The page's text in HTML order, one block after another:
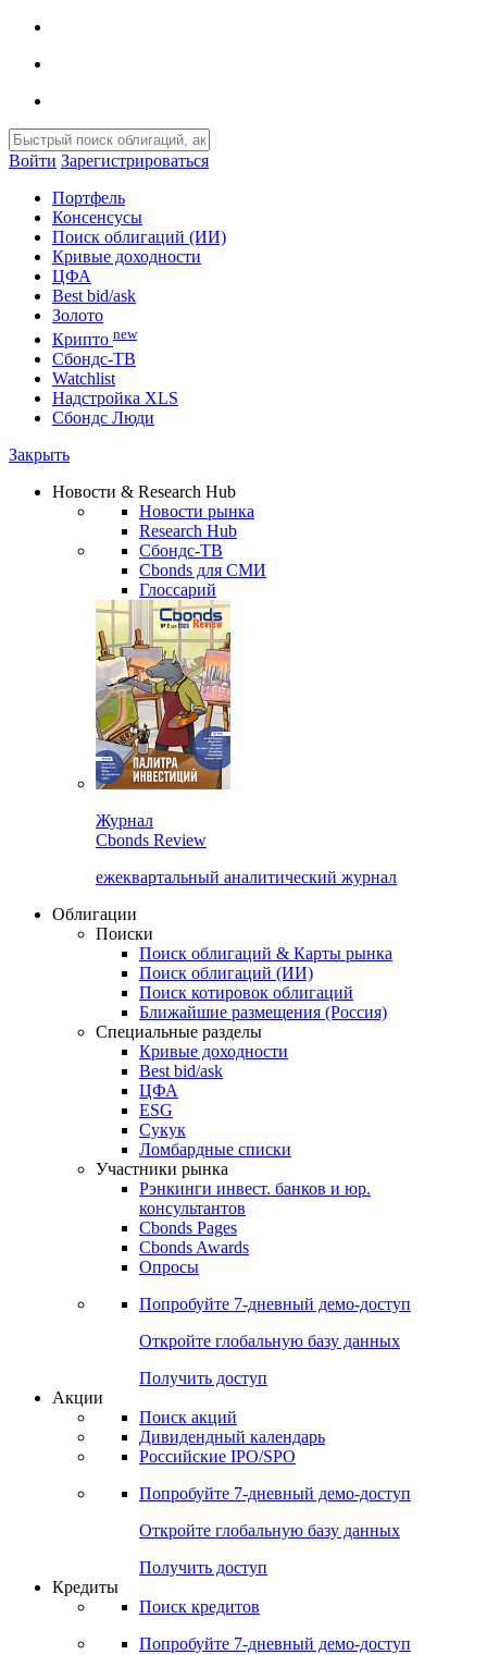
Войти Зарегистрироваться
Портфель
Консенсусы
Поиск облигаций (ИИ)
Кривые доходности
ЦФА
Best bid/ask
Золото
Крипто new
Сбондс-ТВ
Watchlist
Надстройка XLS
Сбондс Люди
Закрыть
Новости & Research Hub
Новости рынка
Research Hub
Сбондс-ТВ
Cbonds для СМИ
Глоссарий
Журнал
Cbonds Review
ежеквартальный аналитический журнал
Облигации
Поиски
Поиск облигаций & Карты рынка
Поиск облигаций (ИИ)
Поиск котировок облигаций
Ближайшие размещения (Россия)
Специальные разделы
Кривые доходности
Best bid/ask
ЦФА
ESG
Сукук
Ломбардные списки
Участники рынка
Рэнкинги инвест. банков и юр.
консультантов
Cbonds Pages
Cbonds Awards
Опросы
Попробуйте 7-дневный демо-доступ
Откройте глобальную базу данных
Получить доступ
Акции
Поиск акций
Дивидендный календарь
Российские IPO/SPO
Попробуйте 7-дневный демо-доступ
Откройте глобальную базу данных
Получить доступ
Кредиты
Поиск кредитов
Попробуйте 7-дневный демо-доступ